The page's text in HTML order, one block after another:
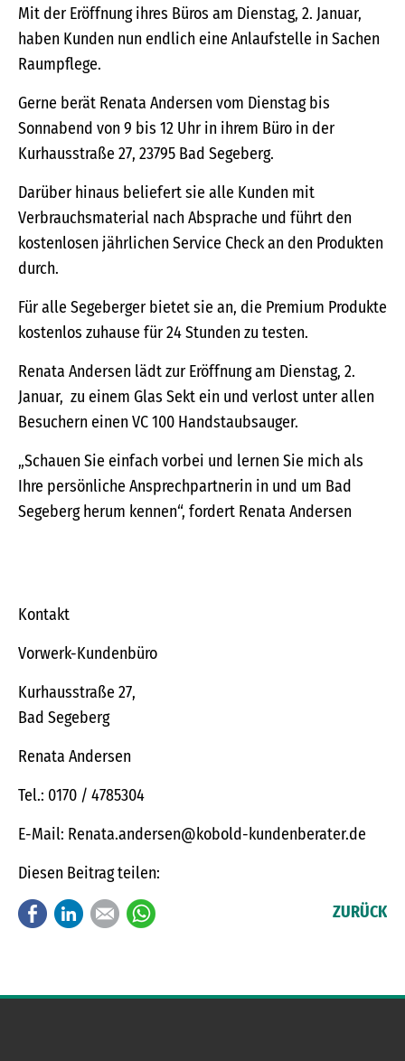
Mit der Eröffnung ihres Büros am Dienstag, 2. Januar,
haben Kunden nun endlich eine Anlaufstelle in Sachen
Raumpflege.
Gerne berät Renata Andersen vom Dienstag bis
Sonnabend von 9 bis 12 Uhr in ihrem Büro in der
Kurhausstraße 27, 23795 Bad Segeberg.
Darüber hinaus beliefert sie alle Kunden mit
Verbrauchsmaterial nach Absprache und führt den
kostenlosen jährlichen Service Check an den Produkten
durch.
Für alle Segeberger bietet sie an, die Premium Produkte
kostenlos zuhause für 24 Stunden zu testen.
Renata Andersen lädt zur Eröffnung am Dienstag, 2.
Januar, zu einem Glas Sekt ein und verlost unter allen
Besuchern einen VC 100 Handstaubsauger.
„Schauen Sie einfach vorbei und lernen Sie mich als
Ihre persönliche Ansprechpartnerin in und um Bad
Segeberg herum kennen“, fordert Renata Andersen
Kontakt
Vorwerk-Kundenbüro
Kurhausstraße 27,
Bad Segeberg
Renata Andersen
Tel.: 0170 / 4785304
E-Mail: Renata.andersen@kobold-kundenberater.de
Diesen Beitrag teilen:
FacebookLinkedInE-mail ZURÜCK